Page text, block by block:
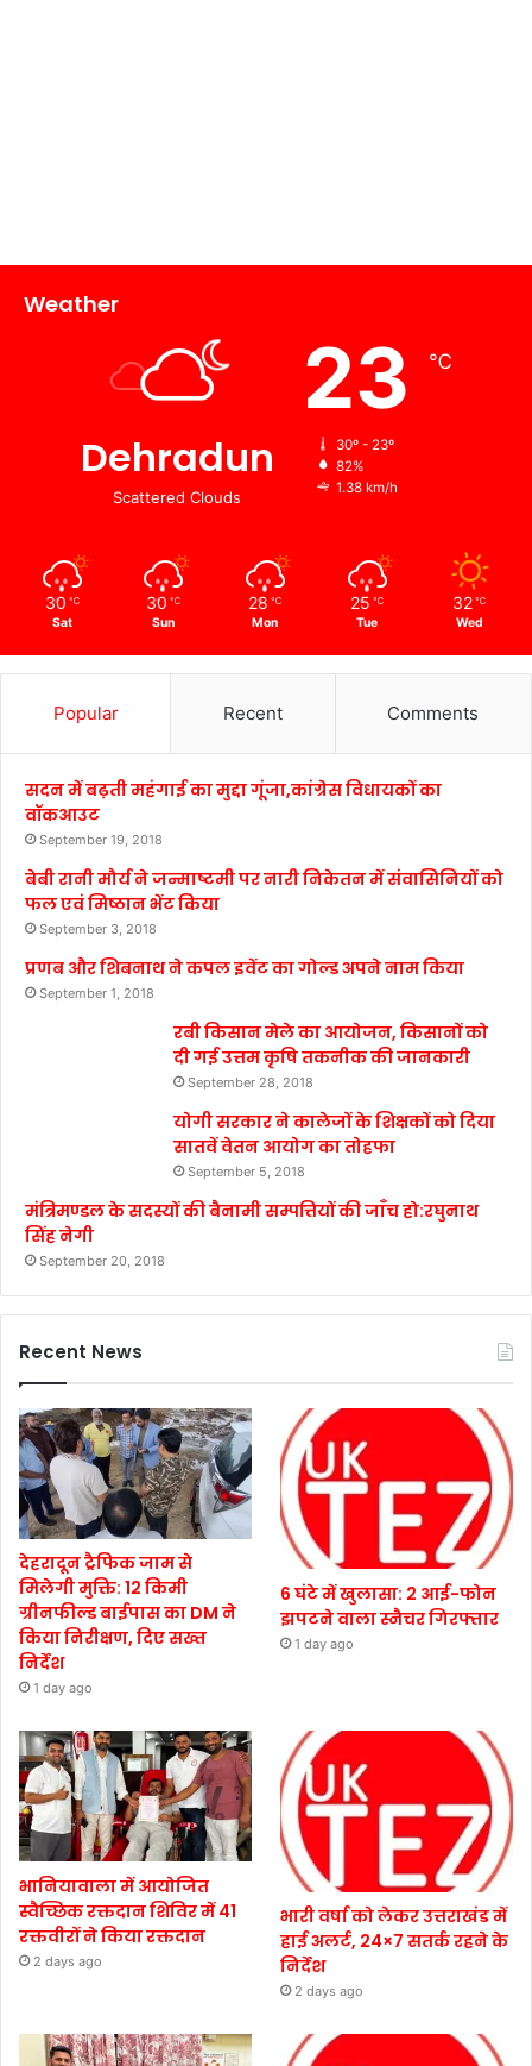
Weather
Dehradun
Scattered Clouds
23 ℃
30º - 23º
82%
1.38 km/h
30 ℃
Sat
30 ℃
Sun
28 ℃
Mon
25 ℃
Tue
32 ℃
Wed
Popular Recent Comments
सदन में बढ़ती महंगाई का मुद्दा गूंजा,कांग्रेस विधायकों का
वॉकआउट
September 19, 2018
बेबी रानी मौर्य ने जन्माष्टमी पर नारी निकेतन में संवासिनियों को
फल एवं मिष्ठान भेंट किया
September 3, 2018
प्रणब और शिबनाथ ने कपल इवेंट का गोल्ड अपने नाम किया
September 1, 2018
रबी किसान मेले का आयोजन, किसानों को
दी गई उत्तम कृषि तकनीक की जानकारी
September 28, 2018
योगी सरकार ने कालेजों के शिक्षकों को दिया
सातवें वेतन आयोग का तोहफा
September 5, 2018
मंत्रिमण्डल के सदस्यों की बैनामी सम्पत्तियों की जाँच हो:रघुनाथ
सिंह नेगी
September 20, 2018
Recent News
देहरादून ट्रैफिक जाम से
मिलेगी मुक्ति: 12 किमी
ग्रीनफील्ड बाईपास का DM ने
किया निरीक्षण, दिए सख्त
निर्देश
1 day ago
6 घंटे में खुलासा: 2 आई-फोन
झपटने वाला स्नैचर गिरफ्तार
1 day ago
भानियावाला में आयोजित
स्वैच्छिक रक्तदान शिविर में 41
रक्तवीरों ने किया रक्तदान
2 days ago
भारी वर्षा को लेकर उत्तराखंड में
हाई अलर्ट, 24×7 सतर्क रहने के
निर्देश
2 days ago